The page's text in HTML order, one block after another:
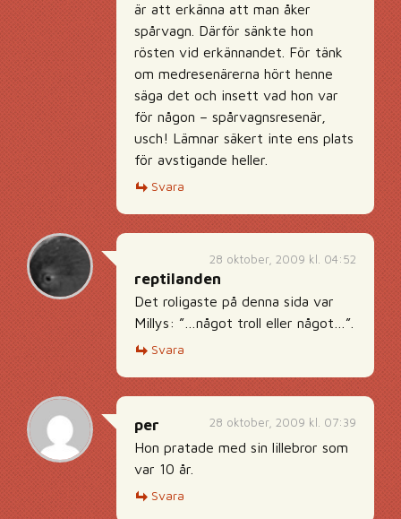
är att erkänna att man åker
spårvagn. Därför sänkte hon
rösten vid erkännandet. För tänk
om medresenärerna hört henne
säga det och insett vad hon var
för någon – spårvagnsresenär,
usch! Lämnar säkert inte ens plats
för avstigande heller.
Svara
28 oktober, 2009 kl. 04:52
reptilanden
Det roligaste på denna sida var
Millys: ”…något troll eller något…”.
Svara
28 oktober, 2009 kl. 07:39
per
Hon pratade med sin lillebror som
var 10 år.
Svara